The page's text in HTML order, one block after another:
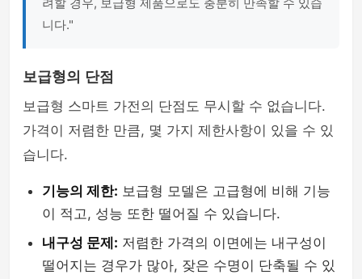
니다."
보급형의 단점
보급형 스마트 가전의 단점도 무시할 수 없습니다.
가격이 저렴한 만큼, 몇 가지 제한사항이 있을 수 있
습니다.
기능의 제한: 보급형 모델은 고급형에 비해 기능
이 적고, 성능 또한 떨어질 수 있습니다.
내구성 문제: 저렴한 가격의 이면에는 내구성이
떨어지는 경우가 많아, 잦은 수명이 단축될 수 있